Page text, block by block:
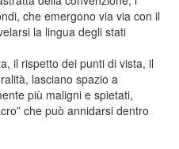
che emergono via via con il
la lingua degli stati
il rispetto dei punti di vista, il
lasciano spazio a
più maligni e spietati,
che può annidarsi dentro